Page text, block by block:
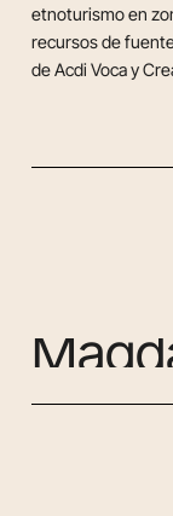
etnoturismo en
recursos de
de Acdi Voca y
Magd